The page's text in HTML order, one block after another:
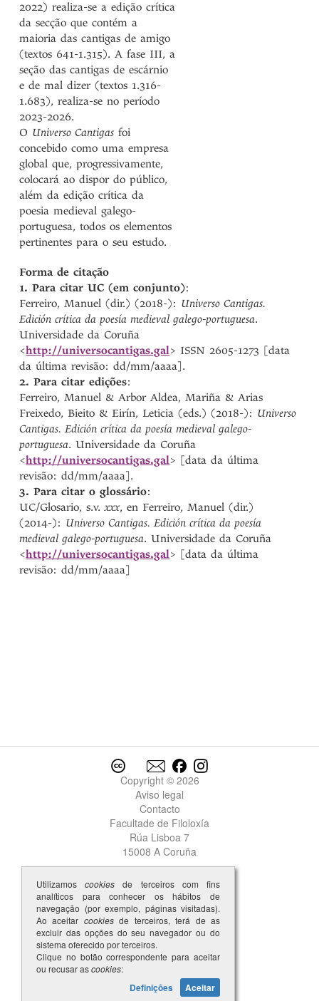
2022) realiza-se a edição crítica
da secção que contém a
maioria das cantigas de amigo
(textos 641-1.315). A fase III, a
seção das cantigas de escárnio
e de mal dizer (textos 1.316-
1.683), realiza-se no período
2023-2026.
O Universo Cantigas foi
concebido como uma empresa
global que, progressivamente,
colocará ao dispor do público,
além da edição crítica da
poesia medieval galego-
portuguesa, todos os elementos
pertinentes para o seu estudo.
Forma de citação
1. Para citar UC (em conjunto):
Ferreiro, Manuel (dir.) (2018-): Universo Cantigas.
Edición crítica da poesía medieval galego-portuguesa.
Universidade da Coruña
<http://universocantigas.gal> ISSN 2605-1273 [data
da última revisão: dd/mm/aaaa].
2. Para citar edições:
Ferreiro, Manuel & Arbor Aldea, Mariña & Arias
Freixedo, Bieito & Eirín, Leticia (eds.) (2018-): Universo
Cantigas. Edición crítica da poesía medieval galego-
portuguesa. Universidade da Coruña
<http://universocantigas.gal> [data da última
revisão: dd/mm/aaaa].
3. Para citar o glossário:
UC/Glosario, s.v.xxx, en Ferreiro, Manuel (dir.)
(2014-): Universo Cantigas. Edición crítica da poesía
medieval galego-portuguesa. Universidade da Coruña
<http://universocantigas.gal> [data da última
revisão: dd/mm/aaaa]
Copyright © 2026
Aviso legal
Contacto
Facultade de Filoloxía
Rúa Lisboa 7
15008 A Coruña
Utilizamoscookies de terceiros com fins
analíticos para conhecer os hábitos de
navegação (por exemplo, páginas visitadas).
Ao aceitar cookiesde terceiros, terá de as
excluir das opções do seu navegador ou do
sistema oferecido por terceiros.
Clique no botão correspondente para aceitar
ou recusar ascookies:
Definições Aceitar